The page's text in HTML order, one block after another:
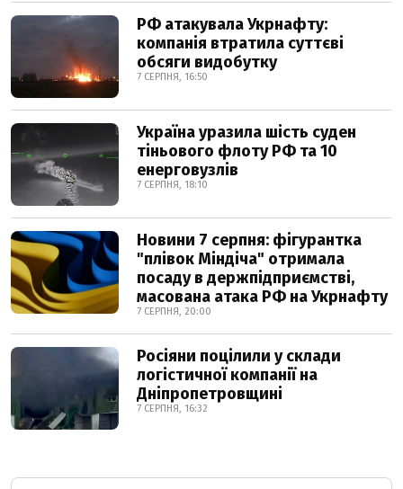
РФ атакувала Укрнафту:
компанія втратила суттєві
обсяги видобутку
7 СЕРПНЯ, 16:50
Україна уразила шість суден
тіньового флоту РФ та 10
енерговузлів
7 СЕРПНЯ, 18:10
Новини 7 серпня: фігурантка
"плівок Міндіча" отримала
посаду в держпідприємстві,
масована атака РФ на Укрнафту
7 СЕРПНЯ, 20:00
Росіяни поцілили у склади
логістичної компанії на
Дніпропетровщині
7 СЕРПНЯ, 16:32